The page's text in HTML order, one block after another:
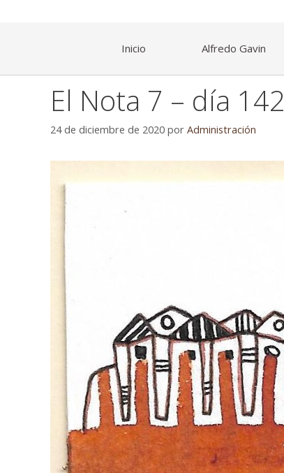
Inicio Alfredo Gavin
El Nota 7 – día 142
24 de diciembre de 2020 por Administración